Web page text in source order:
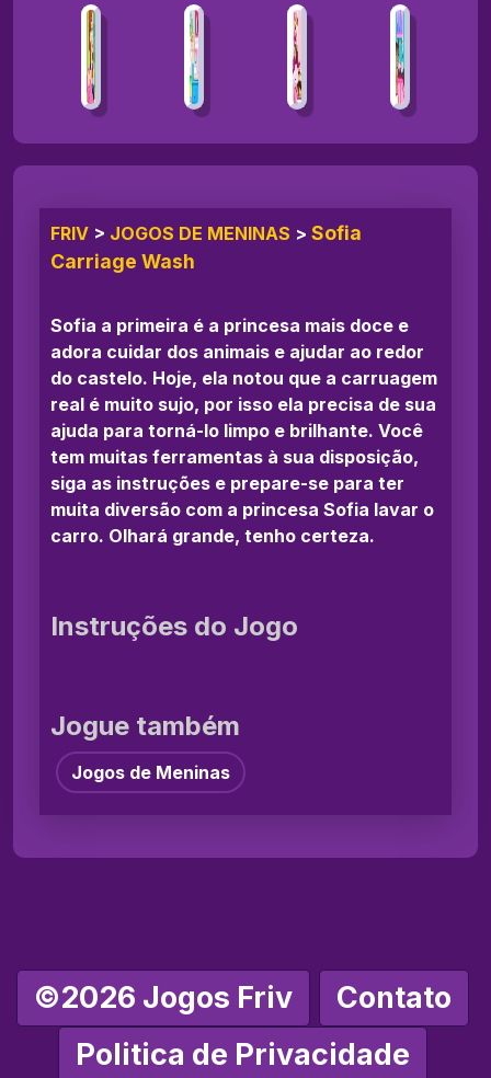
FRIV > JOGOS DE MENINAS > Sofia
Carriage Wash
Sofia a primeira é a princesa mais doce e
adora cuidar dos animais e ajudar ao redor
do castelo. Hoje, ela notou que a carruagem
real é muito sujo, por isso ela precisa de sua
ajuda para torná-lo limpo e brilhante. Você
tem muitas ferramentas à sua disposição,
siga as instruções e prepare-se para ter
muita diversão com a princesa Sofia lavar o
carro. Olhará grande, tenho certeza.
Instruções do Jogo
Jogue também
Jogos de Meninas
©2026 Jogos Friv
Contato
Politica de Privacidade